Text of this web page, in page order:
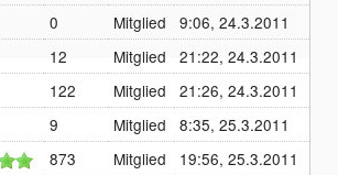
0 Mitglied
9:06, 24.3.2011
12 Mitglied
21:22, 24.3.2011
122 Mitglied
21:26, 24.3.2011
9 Mitglied
8:35, 25.3.2011
873 Mitglied
19:56, 25.3.2011